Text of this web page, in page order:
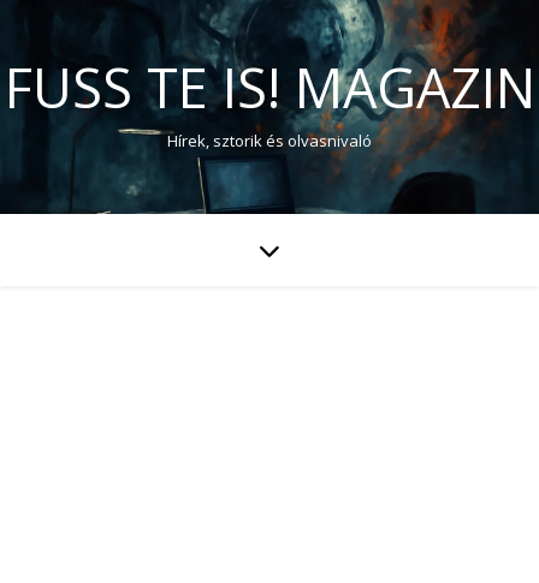
FUSS TE IS! MAGAZIN
Hírek, sztorik és olvasnivaló